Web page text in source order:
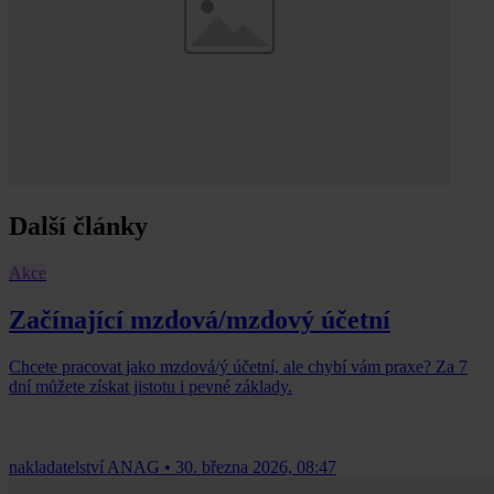
Další články
Akce
Začínající mzdová/mzdový účetní
Chcete pracovat jako mzdová/ý účetní, ale chybí vám praxe? Za 7
dní můžete získat jistotu i pevné základy.
nakladatelství ANAG • 30. března 2026, 08:47